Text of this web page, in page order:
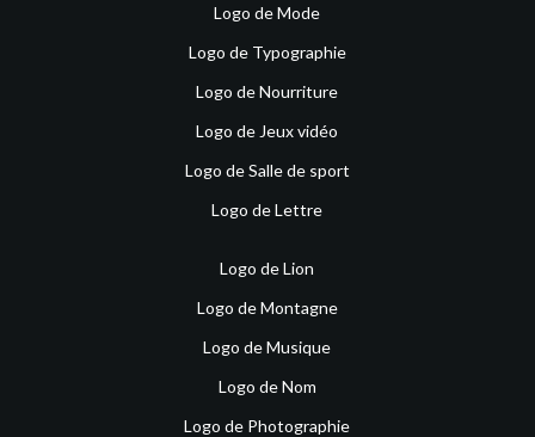
Logo de Mode
Logo de Typographie
Logo de Nourriture
Logo de Jeux vidéo
Logo de Salle de sport
Logo de Lettre
Logo de Lion
Logo de Montagne
Logo de Musique
Logo de Nom
Logo de Photographie